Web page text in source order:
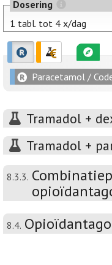
Dosering
1 tabl. tot 4 x/dag
Paracetamol /
Tramadol +
Tramadol +
8.3.3.
8.4.